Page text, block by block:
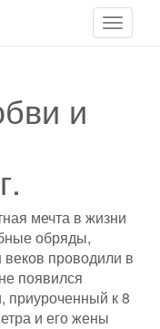
и
мечта в жизни
обряды,
проводили в
появился
приуроченный к 8
и его жены